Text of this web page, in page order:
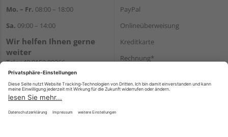
Mo. – Fr. 08:00 – 18:00
Sa. 09:00 – 14:00
Wir helfen Ihnen gerne
weiter
Tel.:+49 8152 99266
E-Mail:shop@schlecht.de
PayPal
Onlineüberweisung
Kreditkarte
Rechnung*
Versand